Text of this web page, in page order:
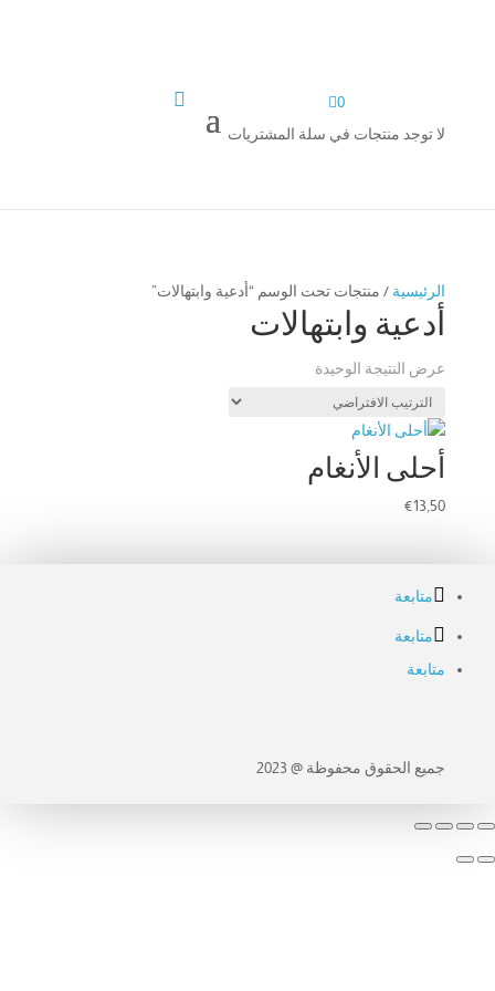
0
لا توجد منتجات في سلة المشتريات

الرئيسية / منتجات تحت الوسم “أدعية وابتهالات”
أدعية وابتهالات
عرض النتيجة الوحيدة
أحلى الأنغام
€13,50
متابعة
متابعة
متابعة
جميع الحقوق محفوظة @ 2023